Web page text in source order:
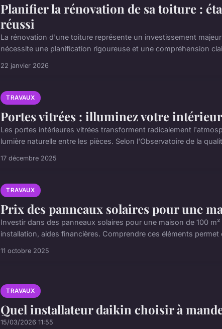
Planifier la rénovation de sa toiture :
réussi
La rénovation d'une toiture représente un investissement
nécessite une planification rigoureuse et une compréhension
22 janvier 2026
TRAVAUX
Portes vitrées : illuminez votre intérieur
Les portes intérieures vitrées transforment radicalement
lumière naturelle entre les pièces. Selon l'Observatoire de la
17 décembre 2025
TRAVAUX
Prix des panneaux solaires pour une
Investir dans des panneaux solaires pour une maison de 100
installation, aides financières. Comprendre ces éléments
11 octobre 2025
TRAVAUX
Quel installateur daikin choisir à
15/03/2026 11:55